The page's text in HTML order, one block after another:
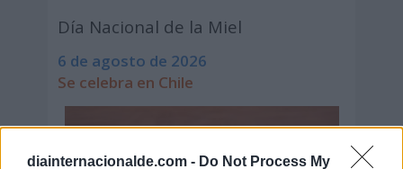
diainternacionalde.com - Do Not Process My
Día Nacional de la Miel
6 de agosto de 2026
Se celebra en Chile